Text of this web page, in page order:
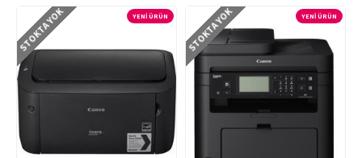
YENI ÜRÜN
STOKTA YOK YENI ÜRÜN
STOKTA YOK